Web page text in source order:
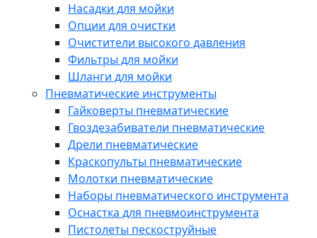
Насадки для мойки
Опции для очистки
Очистители высокого давления
Фильтры для мойки
Шланги для мойки
Пневматические инструменты
Гайковерты пневматические
Гвоздезабиватели пневматические
Дрели пневматические
Краскопульты пневматические
Молотки пневматические
Наборы пневматического инструмента
Оснастка для пневмоинструмента
Пистолеты пескоструйные